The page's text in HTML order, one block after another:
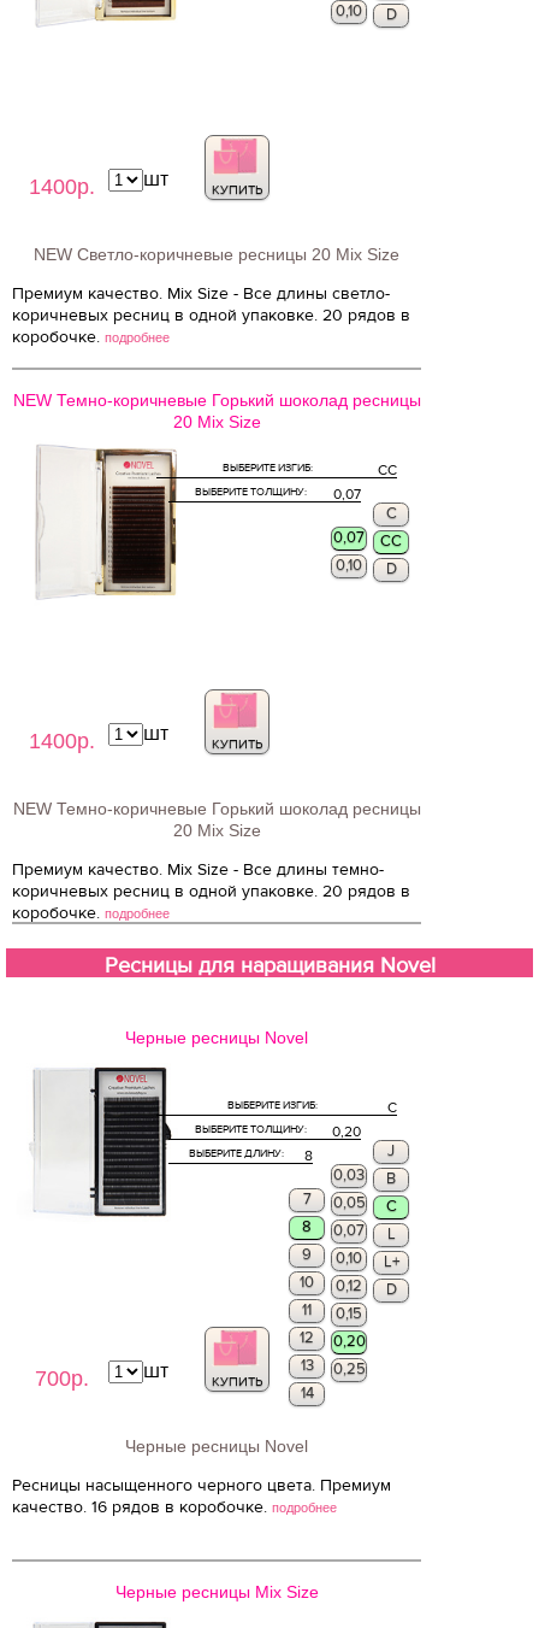
1400р.
0,10
D
КУПИТЬ
шт
NEW Светло-коричневые ресницы 20 Mix Size
Премиум качество. Mix Size - Все длины светло-
коричневых ресниц в одной упаковке. 20 рядов в
коробочке. подробнее
NEW Темно-коричневые Горький шоколад ресницы
20 Mix Size
1400р.
CC
ВЫБЕРИТЕ ИЗГИБ:
0,07
ВЫБЕРИТЕ ТОЛЩИНУ:
C
CC
0,07
0,10
D
КУПИТЬ
шт
NEW Темно-коричневые Горький шоколад ресницы
20 Mix Size
Премиум качество. Mix Size - Все длины темно-
коричневых ресниц в одной упаковке. 20 рядов в
коробочке. подробнее
Ресницы для наращивания Novel
Черные ресницы Novel
700р.
C
ВЫБЕРИТЕ ИЗГИБ:
0,20
ВЫБЕРИТЕ ТОЛЩИНУ:
8
ВЫБЕРИТЕ ДЛИНУ:
J
B
C
0,03
0,05
0,07
0,10
0,12
0,15
0,20
7
8
9
10
11
12
13
14
0,25
L
L+
D
КУПИТЬ
шт
Черные ресницы Novel
Ресницы насыщенного черного цвета. Премиум
качество. 16 рядов в коробочке. подробнее
Черные ресницы Mix Size